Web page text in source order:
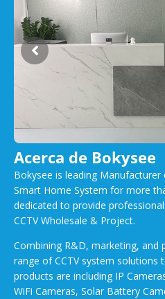
Acerca de Bokysee
Bokysee is leading Manufacturer
Smart Home System for more
dedicated to provide
CCTV Wholesale & Project.
Combining R&D, marketing, and
range of CCTV system solutions
products are including IP
WiFi Cameras, Solar Battery